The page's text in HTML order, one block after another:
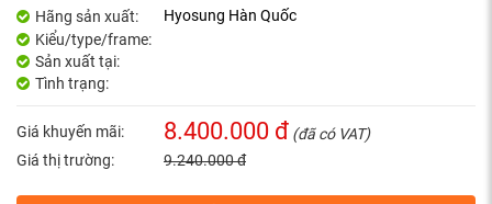
Hãng sản xuất:
Hyosung Hàn Quốc
Kiểu/type/frame:
Sản xuất tại:
Tình trạng:
Giá khuyến mãi: 8.400.000 đ (đã có VAT)
Giá thị trường:
9.240.000 đ